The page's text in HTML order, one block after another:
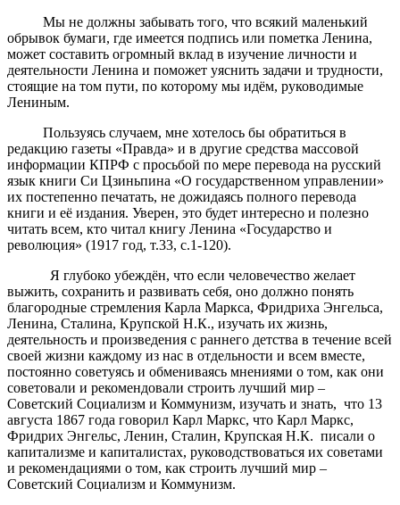
Мы не должны забывать того, что всякий маленький
обрывок бумаги, где имеется подпись или пометка Ленина,
может составить огромный вклад в изучение личности и
деятельности Ленина и поможет уяснить задачи и трудности,
стоящие на том пути, по которому мы идём, руководимые
Лениным.
Пользуясь случаем, мне хотелось бы обратиться в
редакцию газеты «Правда» и в другие средства массовой
информации КПРФ с просьбой по мере перевода на русский
язык книги Си Цзиньпина «О государственном управлении»
их постепенно печатать, не дожидаясь полного перевода
книги и её издания. Уверен, это будет интересно и полезно
читать всем, кто читал книгу Ленина «Государство и
революция» (1917 год, т.33, с.1-120).
Я глубоко убеждён, что если человечество желает
выжить, сохранить и развивать себя, оно должно понять
благородные стремления Карла Маркса, Фридриха Энгельса,
Ленина, Сталина, Крупской Н.К., изучать их жизнь,
деятельность и произведения с раннего детства в течение всей
своей жизни каждому из нас в отдельности и всем вместе,
постоянно советуясь и обмениваясь мнениями о том, как они
советовали и рекомендовали строить лучший мир –
Советский Социализм и Коммунизм, изучать и знать, что 13
августа 1867 года говорил Карл Маркс, что Карл Маркс,
Фридрих Энгельс, Ленин, Сталин, Крупская Н.К. писали о
капитализме и капиталистах, руководствоваться их советами
и рекомендациями о том, как строить лучший мир –
Советский Социализм и Коммунизм.